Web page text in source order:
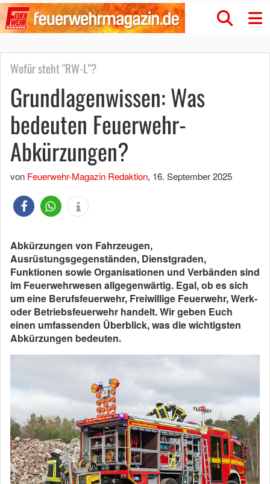
Wofür steht "RW-L"?
Grundlagenwissen: Was
bedeuten Feuerwehr-
Abkürzungen?
von Feuerwehr-Magazin Redaktion, 16. September 2025
Abkürzungen von Fahrzeugen,
Ausrüstungsgegenständen, Dienstgraden,
Funktionen sowie Organisationen und Verbänden sind
im Feuerwehrwesen allgegenwärtig. Egal, ob es sich
um eine Berufsfeuerwehr, Freiwillige Feuerwehr, Werk-
oder Betriebsfeuerwehr handelt. Wir geben Euch
einen umfassenden Überblick, was die wichtigsten
Abkürzungen bedeuten.